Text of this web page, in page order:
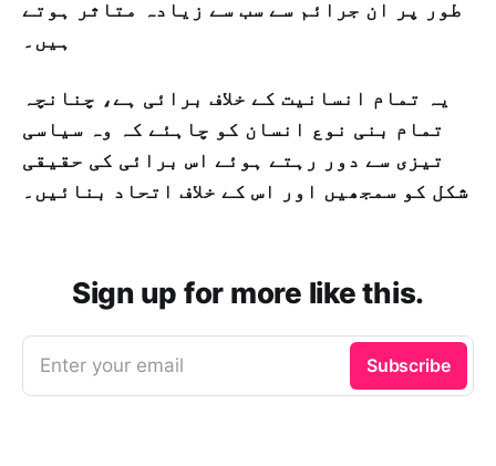
طور پر ان جرائم سے سب سے زیادہ متاثر ہوتے
ہیں۔
یہ تمام انسانیت کے خلاف برائی ہے، چنانچہ
تمام بنی نوع انسان کو چاہئے کہ وہ سیاسی
تیزی سے دور رہتے ہوئے اس برائی کی حقیقی
شکل کو سمجھیں اور اس کے خلاف اتحاد بنائیں۔
Sign up for more like this.
Enter your email Subscribe